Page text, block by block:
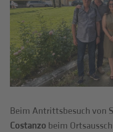
Beim Antrittsbesuch von
Costanzo beim